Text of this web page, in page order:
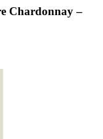
Chardonnay –